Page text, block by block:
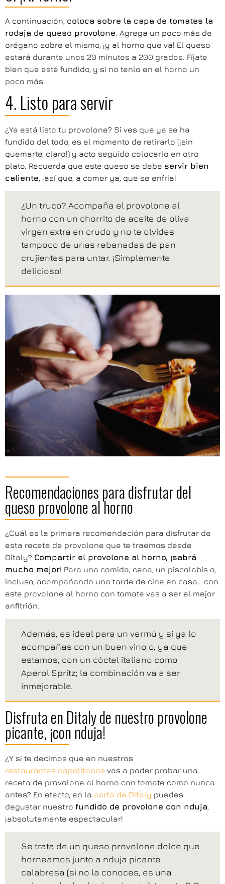
A continuación, coloca sobre la capa de tomates la
rodaja de queso provolone. Agrega un poco más de
orégano sobre el mismo, ¡y al horno que va! El queso
estará durante unos 20 minutos a 200 grados. Fíjate
bien que esté fundido, y si no tenlo en el horno un
poco más.
4. Listo para servir
¿Ya está listo tu provolone? Si ves que ya se ha
fundido del todo, es el momento de retirarlo (¡sin
quemarte, claro!) y acto seguido colocarlo en otro
plato. Recuerda que este queso se debe servir bien
caliente, ¡así que, a comer ya, que se enfría!
¿Un truco? Acompaña el provolone al
horno con un chorrito de aceite de oliva
virgen extra en crudo y no te olvides
tampoco de unas rebanadas de pan
crujientes para untar. ¡Simplemente
delicioso!
Recomendaciones para disfrutar del
queso provolone al horno
¿Cuál es la primera recomendación para disfrutar de
esta receta de provolone que te traemos desde
Ditaly? Compartir el provolone al horno, ¡sabrá
mucho mejor! Para una comida, cena, un piscolabis o,
incluso, acompañando una tarde de cine en casa… con
este provolone al horno con tomate vas a ser el mejor
anfitrión.
Además, es ideal para un vermú y si ya lo
acompañas con un buen vino o, ya que
estamos, con un cóctel italiano como
Aperol Spritz; la combinación va a ser
inmejorable.
Disfruta en Ditaly de nuestro provolone
picante, ¡con nduja!
¿Y si te decimos que en nuestros
restaurantes napolitanos vas a poder probar una
receta de provolone al horno con tomate como nunca
antes? En efecto, en la carta de Ditaly puedes
degustar nuestro fundido de provolone con nduja,
¡absolutamente espectacular!
Se trata de un queso provolone dolce que
horneamos junto a nduja picante
calabresa (si no la conoces, es una